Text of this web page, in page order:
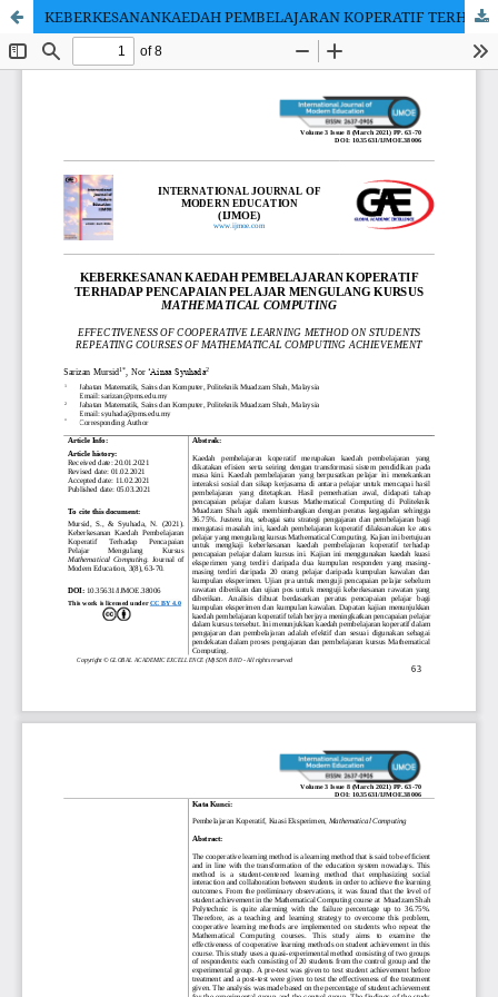
KEBERKESANANKAEDAH PEMBELAJARAN KOPERATIF TERHADAP PENCAPAIAN PELAJAR MENGULANG KURSUS MATHEMATICAL COMPUTING